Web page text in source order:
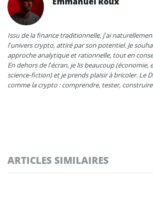
Issu de la finance traditionnelle, j’ai
l’univers crypto, attiré par son potentiel. Je
approche analytique et rationnelle, tout en
En dehors de l’écran, je lis beaucoup (économie,
science-fiction) et je prends plaisir à bricoler. Le
comme la crypto : comprendre, tester,
ARTICLES SIMILAIRES